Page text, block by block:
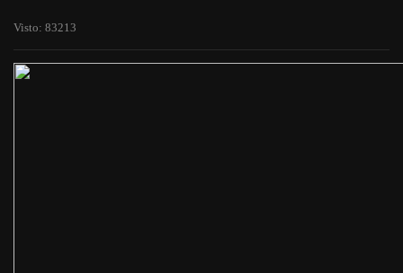
Visto: 83213